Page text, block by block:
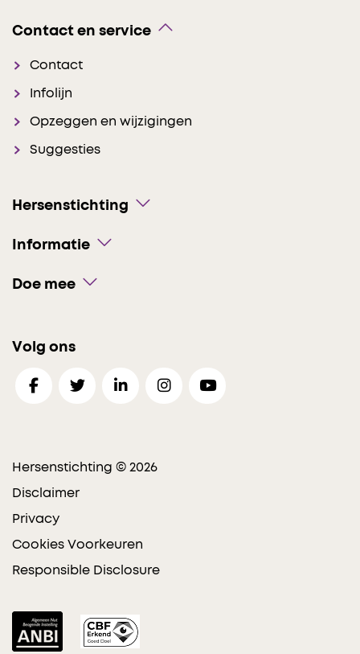
Contact en service
Contact
Infolijn
Opzeggen en wijzigingen
Suggesties
Hersenstichting
Informatie
Doe mee
Volg ons
Hersenstichting © 2026
Disclaimer
Privacy
Cookies Voorkeuren
Responsible Disclosure